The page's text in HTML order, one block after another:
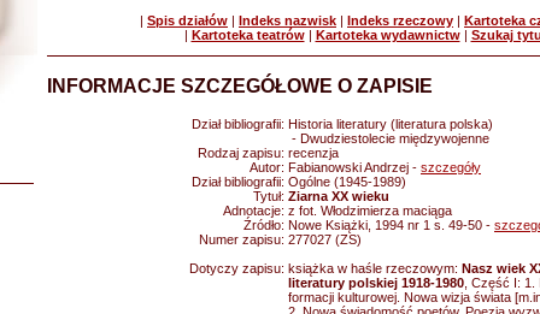
| Spis działów | Indeks nazwisk | Indeks rzeczowy | Kartoteka
| Kartoteka teatrów| Kartoteka wydawnictw| Szukaj
INFORMACJE SZCZEGÓŁOWE O ZAPISIE
Dział bibliografii: Historia literatury (literatura polska)
- Dwudziestolecie międzywojenne
Rodzaj zapisu: recenzja
Autor: Fabianowski Andrzej - szczegóły
Dział bibliografii: Ogólne (1945-1989)
Tytuł: Ziarna XX wieku
Adnotacje: z fot. Włodzimierza maciąga
Źródło: Nowe Książki, 1994 nr 1 s. 49-50 -
Numer zapisu: 277027 (ZS)
Dotyczy zapisu: książka w haśle rzeczowym: Nasz wiek
literatury polskiej 1918-1980 , Część I:
formacji kulturowej. Nowa wizja świata